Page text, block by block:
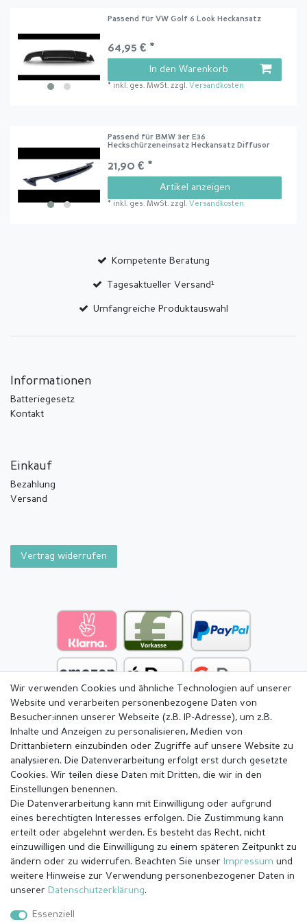
Passend für VW Golf 6 Look Heckansatz
64,95 € *
In den Warenkorb
* inkl. ges. MwSt. zzgl. Versandkosten
Passend für BMW 3er E36
Heckschürzeneinsatz Heckansatz Diffusor
21,90 € *
Artikel anzeigen
* inkl. ges. MwSt. zzgl. Versandkosten
Kompetente Beratung
Tagesaktueller Versand¹
Umfangreiche Produktauswahl
Informationen
Batteriegesetz
Kontakt
Einkauf
Bezahlung
Versand
Vertrag widerrufen
Impressum Daten­schutz­erklärung
Wir verwenden Cookies und ähnliche Technologien auf unserer
Website und verarbeiten personenbezogene Daten von
Besucher:innen unserer Webseite (z.B. IP-Adresse), um z.B.
Inhalte und Anzeigen zu personalisieren, Medien von
Drittanbietern einzubinden oder Zugriffe auf unsere Website zu
analysieren. Die Datenverarbeitung erfolgt erst durch gesetzte
Cookies. Wir teilen diese Daten mit Dritten, die wir in den
Einstellungen benennen.
Die Datenverarbeitung kann mit Einwilligung oder aufgrund
eines berechtigten Interesses erfolgen. Die Zustimmung kann
erteilt oder abgelehnt werden. Es besteht das Recht, nicht
einzuwilligen und die Einwilligung zu einem späteren Zeitpunkt zu
ändern oder zu widerrufen. Beachten Sie unser Impressum und
weitere Hinweise zur Verwendung personenbezogener Daten in
unserer Daten­schutz­erklärung.
Essenziell